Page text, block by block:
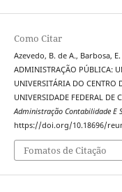
Como Citar
Azevedo, B. de A., Barbosa,
ADMINISTRAÇÃO PÚBLICA:
UNIVERSITÁRIA DO CENTRO
UNIVERSIDADE FEDERAL DE
Administração Contabilidade E
https://doi.org/10.18696/
Fomatos de Citação